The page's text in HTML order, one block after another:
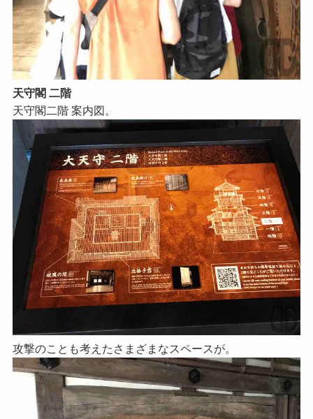
天守閣 二階
天守閣二階 案内図。
攻撃のことも考えたさまざまなスペースが。